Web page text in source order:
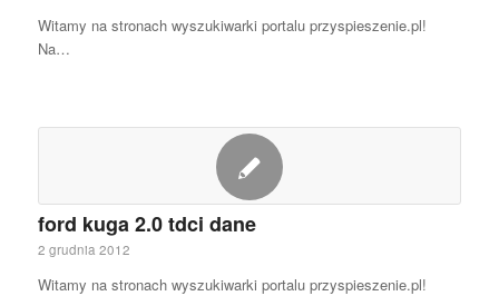
Witamy na stronach wyszukiwarki portalu przyspieszenie.pl!
Na…
ford kuga 2.0 tdci dane
2 grudnia 2012
Witamy na stronach wyszukiwarki portalu przyspieszenie.pl!